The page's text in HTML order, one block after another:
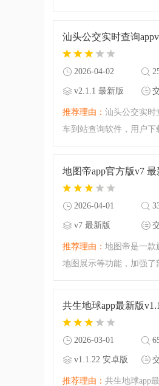
汕头公交实时查询
2026-04-02
v2.1.1 最新版
推荐理由： 汕头公交实时
车到站查询软件，用户下
车的相关线路，对于上
地图帝app官方版v7 最
2026-04-01
v7 最新版
推荐理由： 地图帝是一款
地图展示等功能，加强了
盖全国，还有世界名景
共生地球app最新版
2026-03-01
v1.1.22 安卓版
推荐理由： 共生地球app